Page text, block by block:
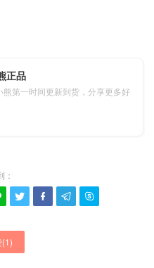
正品
熊第一时间更新到货，分享更多好
：
   
(1)